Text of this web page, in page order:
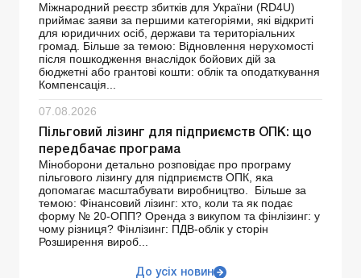
Міжнародний реєстр збитків для України (RD4U)
приймає заяви за першими категоріями, які відкриті
для юридичних осіб, держави та територіальних
громад. Більше за темою: Відновлення нерухомості
після пошкодження внаслідок бойових дій за
бюджетні або грантові кошти: облік та оподаткування
Компенсація...
07.08.2026
Пільговий лізинг для підприємств ОПК: що
передбачає програма
Міноборони детально розповідає про програму
пільгового лізингу для підприємств ОПК, яка
допомагає масштабувати виробництво. Більше за
темою: Фінансовий лізинг: хто, коли та як подає
форму № 20-ОПП? Оренда з викупом та фінлізинг: у
чому різниця? Фінлізинг: ПДВ-облік у сторін
Розширення вироб...
До усіх новин